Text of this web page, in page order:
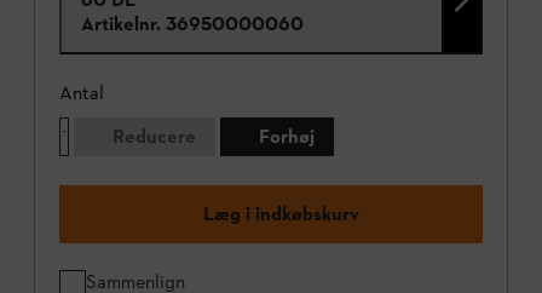
Artikelnr. 36950000060
Antal
Reducere
Forhøj
Læg i indkøbskurv
Sammenlign